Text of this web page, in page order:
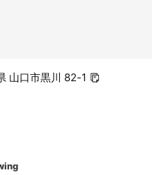
山口市黒川 82-1